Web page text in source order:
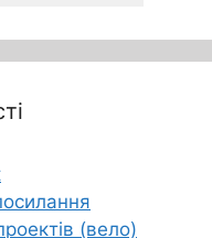
(вело)